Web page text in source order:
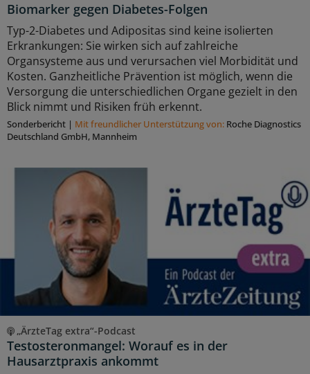
Biomarker gegen Diabetes-Folgen
Typ-2-Diabetes und Adipositas sind keine isolierten
Erkrankungen: Sie wirken sich auf zahlreiche
Organsysteme aus und verursachen viel Morbidität und
Kosten. Ganzheitliche Prävention ist möglich, wenn die
Versorgung die unterschiedlichen Organe gezielt in den
Blick nimmt und Risiken früh erkennt.
Sonderbericht | Mit freundlicher Unterstützung von: Roche Diagnostics
Deutschland GmbH, Mannheim
„ÄrzteTag extra“-Podcast
Testosteronmangel: Worauf es in der
Hausarztpraxis ankommt